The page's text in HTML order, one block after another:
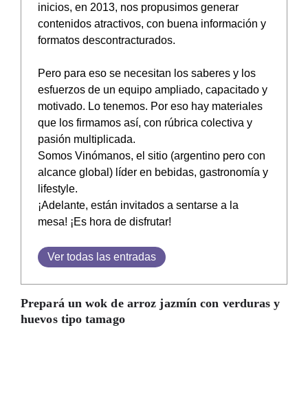
inicios, en 2013, nos propusimos generar
contenidos atractivos, con buena información y
formatos descontracturados.
Pero para eso se necesitan los saberes y los
esfuerzos de un equipo ampliado, capacitado y
motivado. Lo tenemos. Por eso hay materiales
que los firmamos así, con rúbrica colectiva y
pasión multiplicada.
Somos Vinómanos, el sitio (argentino pero con
alcance global) líder en bebidas, gastronomía y
lifestyle.
¡Adelante, están invitados a sentarse a la
mesa! ¡Es hora de disfrutar!
Ver todas las entradas
Prepará un wok de arroz jazmín con verduras y
huevos tipo tamago